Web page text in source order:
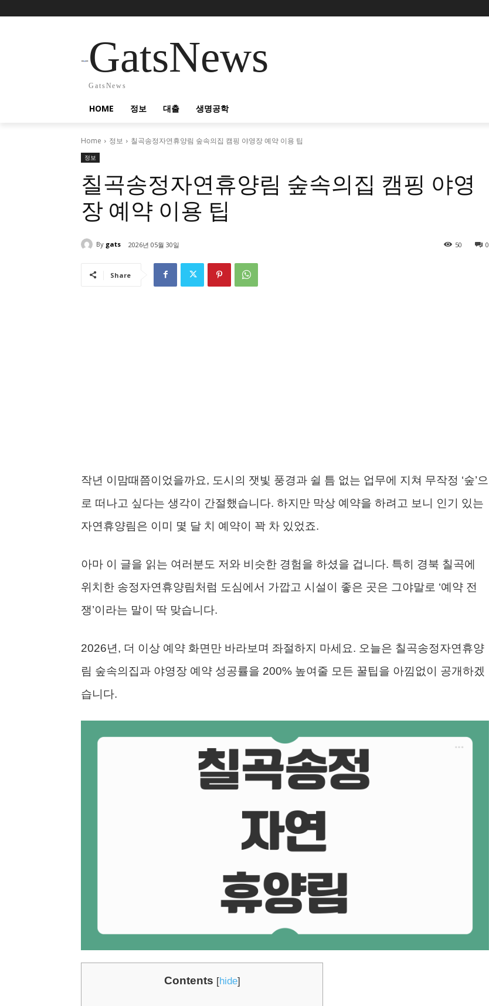
GatsNews
GatsNews
HOME 정보 대출 생명공학
Home 정보 칠곡송정자연휴양림 숲속의집 캠핑 야영장 예약 이용 팁
정보
칠곡송정자연휴양림 숲속의집 캠핑 야영
장 예약 이용 팁
By gats 2026년 05월 30일 0
50
Share
작년 이맘때쯤이었을까요, 도시의 잿빛 풍경과 쉴 틈 없는 업무에 지쳐 무작정 ‘숲’으
로 떠나고 싶다는 생각이 간절했습니다. 하지만 막상 예약을 하려고 보니 인기 있는
자연휴양림은 이미 몇 달 치 예약이 꽉 차 있었죠.
아마 이 글을 읽는 여러분도 저와 비슷한 경험을 하셨을 겁니다. 특히 경북 칠곡에
위치한 송정자연휴양림처럼 도심에서 가깝고 시설이 좋은 곳은 그야말로 ‘예약 전
쟁’이라는 말이 딱 맞습니다.
2026년, 더 이상 예약 화면만 바라보며 좌절하지 마세요. 오늘은 칠곡송정자연휴양
림 숲속의집과 야영장 예약 성공률을 200% 높여줄 모든 꿀팁을 아낌없이 공개하겠
습니다.
Contents [hide]